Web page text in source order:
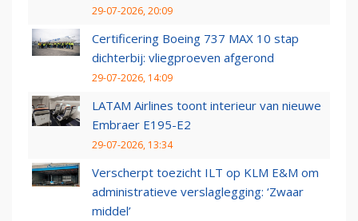
29-07-2026, 20:09
Certificering Boeing 737 MAX 10 stap
dichterbij: vliegproeven afgerond
29-07-2026, 14:09
LATAM Airlines toont interieur van nieuwe
Embraer E195-E2
29-07-2026, 13:34
Verscherpt toezicht ILT op KLM E&M om
administratieve verslaglegging: ‘Zwaar
middel’